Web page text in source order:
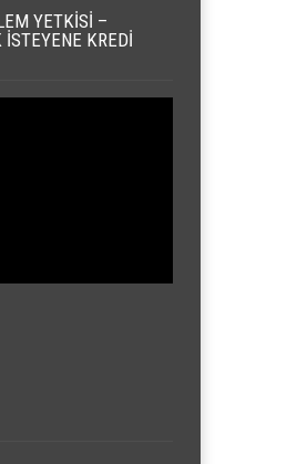
YETKISI –
KREDI